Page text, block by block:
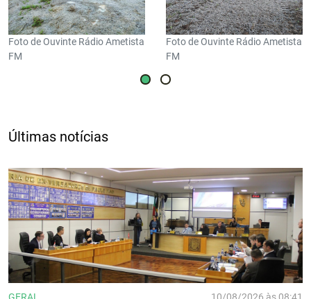
Foto de Ouvinte Rádio Ametista
FM
Foto de Ouvinte Rádio Ametista
FM
Últimas notícias